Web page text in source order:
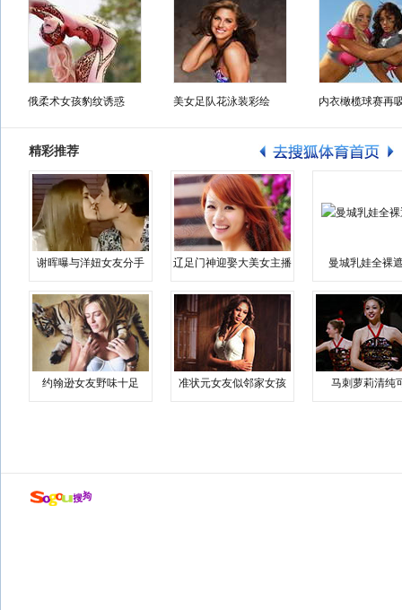
俄柔术女孩豹纹诱惑 美女足队花泳装彩绘 内衣橄榄球赛再
精彩推荐
谢晖曝与洋妞女友分手 辽足门神迎娶大美女主播 曼城乳娃全裸
约翰逊女友野味十足 准状元女友似邻家女孩 马刺萝莉清纯